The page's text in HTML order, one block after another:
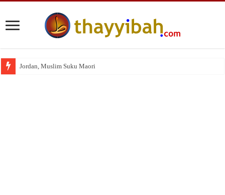
Jordan, Muslim Suku Maori